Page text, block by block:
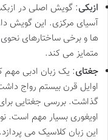
ازبکی: گویش اصلی در
آسیای مرکزی. این گویش
ها و برخی ساختارهای
متمایز می کند.
جغتای: یک زبان ادبی مهم
اوایل قرن بیستم رواج
گذاشت. بررسی جغتایی
اویغوری بسیار مهم است.
این زبان کلاسیک می پردازد.